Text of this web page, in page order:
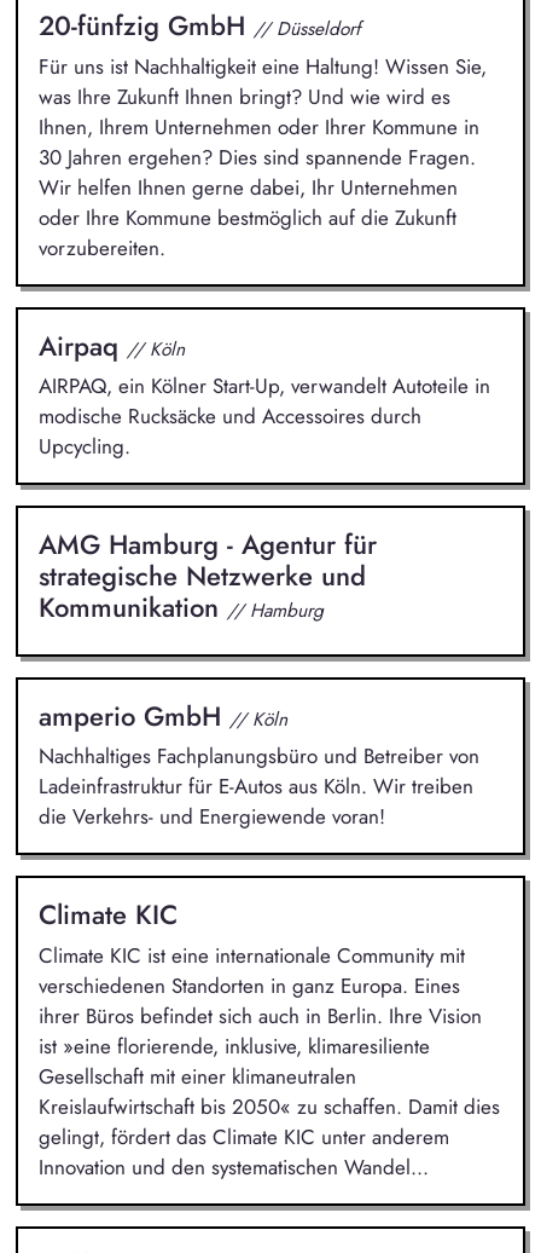
20-fünfzig GmbH // Düsseldorf
Für uns ist Nachhaltigkeit eine Haltung! Wissen Sie,
was Ihre Zukunft Ihnen bringt? Und wie wird es
Ihnen, Ihrem Unternehmen oder Ihrer Kommune in
30 Jahren ergehen? Dies sind spannende Fragen.
Wir helfen Ihnen gerne dabei, Ihr Unternehmen
oder Ihre Kommune bestmöglich auf die Zukunft
vorzubereiten.
Airpaq // Köln
AIRPAQ, ein Kölner Start-Up, verwandelt Autoteile in
modische Rucksäcke und Accessoires durch
Upcycling.
AMG Hamburg - Agentur für
strategische Netzwerke und
Kommunikation // Hamburg
amperio GmbH // Köln
Nachhaltiges Fachplanungsbüro und Betreiber von
Ladeinfrastruktur für E-Autos aus Köln. Wir treiben
die Verkehrs- und Energiewende voran!
Climate KIC
Climate KIC ist eine internationale Community mit
verschiedenen Standorten in ganz Europa. Eines
ihrer Büros befindet sich auch in Berlin. Ihre Vision
ist »eine florierende, inklusive, klimaresiliente
Gesellschaft mit einer klimaneutralen
Kreislaufwirtschaft bis 2050« zu schaffen. Damit dies
gelingt, fördert das Climate KIC unter anderem
Innovation und den systematischen Wandel...